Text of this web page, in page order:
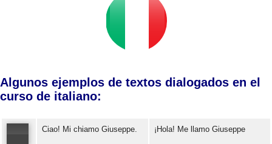
Algunos ejemplos de textos dialogados en el
curso de italiano:
Ciao! Mi chiamo Giuseppe. ¡Hola! Me llamo Giuseppe